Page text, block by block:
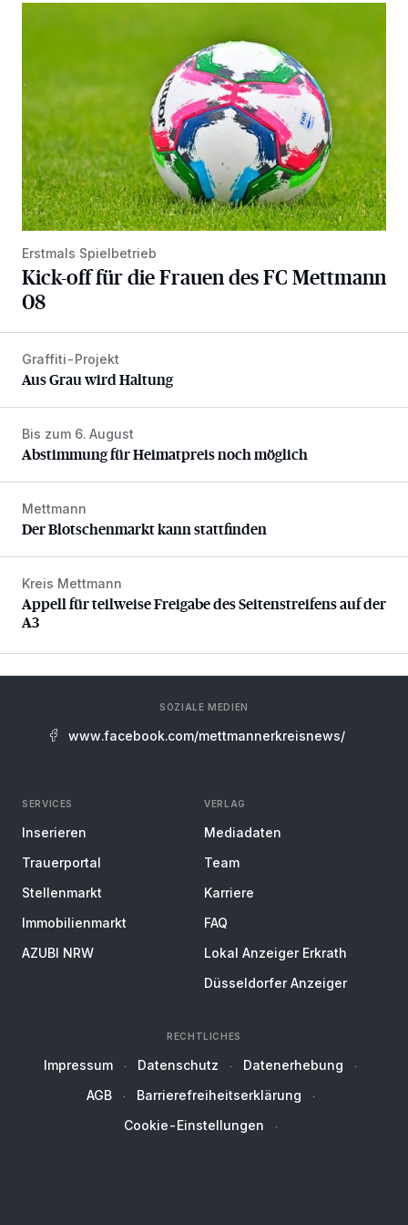
Erstmals Spielbetrieb
Kick-off für die Frauen des FC Mettmann
08
Aus Grau wird Haltung
Graffiti-Projekt
Aus Grau wird Haltung
Abstimmung für Heimatpreis noch möglich
Bis zum 6. August
Abstimmung für Heimatpreis noch möglich
Der Blotschenmarkt kann stattfinden
Mettmann
Der Blotschenmarkt kann stattfinden
Appell für teilweise Freigabe des Seitenstreifens auf der A3
Kreis Mettmann
Appell für teilweise Freigabe des Seitenstreifens auf der
A3
SOZIALE MEDIEN
www.facebook.com/mettmannerkreisnews/
SERVICES
Inserieren
Trauerportal
Stellenmarkt
Immobilienmarkt
AZUBI NRW
VERLAG
Mediadaten
Team
Karriere
FAQ
Lokal Anzeiger Erkrath
Düsseldorfer Anzeiger
RECHTLICHES
Impressum Datenschutz
Datenerhebung
AGB
Barrierefreiheitserklärung
Cookie-Einstellungen